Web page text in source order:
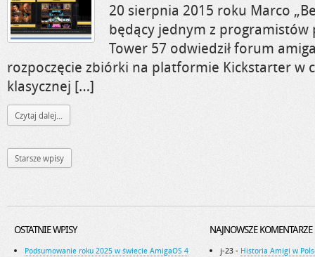
20 sierpnia 2015 roku Marco
będący jednym z programistów
Tower 57 odwiedził forum
rozpoczęcie zbiórki na platformie Kickstarter w
klasycznej […]
Czytaj dalej...
Starsze wpisy
OSTATNIE WPISY
Podsumowanie roku 2025 w świecie AmigaOS 4
NAJNOWSZE KOMENTARZE
j-23 - Historia Amigi w